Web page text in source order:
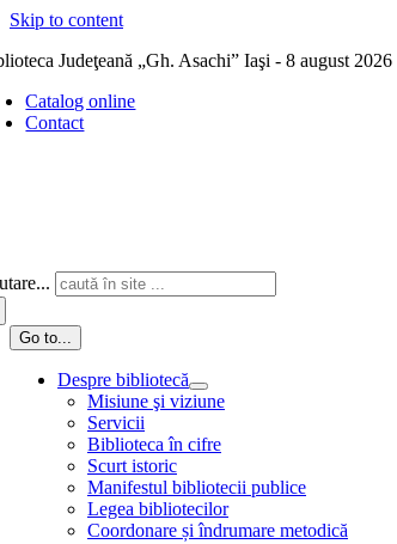
Skip to content
Judeţeană „Gh. Asachi” Iaşi - 8 august 2026
Catalog online
Contact
Go to...
Despre bibliotecă
Misiune şi viziune
Servicii
Biblioteca în cifre
Scurt istoric
Manifestul bibliotecii publice
Legea bibliotecilor
Coordonare și îndrumare metodică